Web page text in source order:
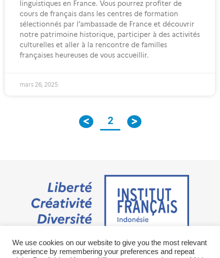
linguistiques en France. Vous pourrez profiter de
cours de français dans les centres de formation
sélectionnés par l’ambassade de France et découvrir
notre patrimoine historique, participer à des activités
culturelles et aller à la rencontre de familles
françaises heureuses de vous accueillir.
mars 26, 2025
2
Jalan M.H. Thamrin No. 20 Jakarta Pusat 10350
+6221 23 55 79 00
We use cookies on our website to give you the most relevant
experience by remembering your preferences and repeat